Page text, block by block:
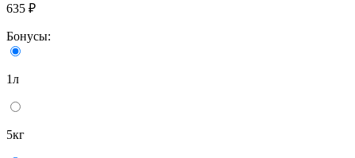
635 ₽
Бонусы:
1л
5кг